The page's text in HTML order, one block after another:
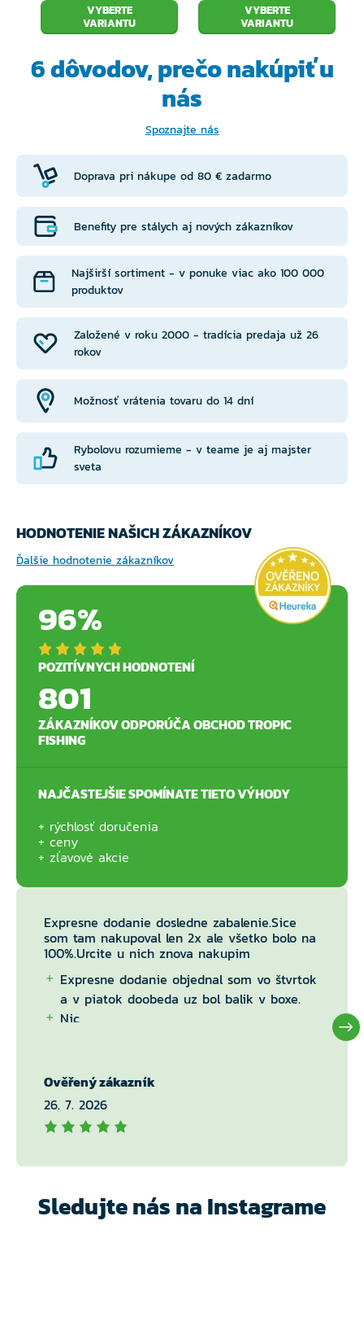
VYBERTE
VARIANTU
VYBERTE
VARIANTU
6 dôvodov, prečonakúpiť u
nás
Spoznajte nás
Doprava pri nákupe od 80 € zadarmo
Založené v roku 2000 - tradícia predaja už 26
rokov
Benefity pre stálych aj nových zákazníkov
Možnosť vrátenia tovaru do 14 dní
Najširší sortiment - v ponuke viac ako 100 000
produktov
Rybolovu rozumieme - v teame je aj majster
sveta
HODNOTENIE NAŠICH ZÁKAZNÍKOV
Ďalšie hodnotenie zákazníkov
96%
POZITÍVNYCH HODNOTENÍ
801
ZÁKAZNÍKOV ODPORÚČA OBCHOD TROPIC
FISHING
NAJČASTEJŠIE SPOMÍNATE TIETO VÝHODY
rýchlosť doručenia
ceny
zľavové akcie
Expresne dodanie dosledne zabalenie.Sice
som tam nakupoval len 2x ale všetko bolo na
100%.Urcite u nich znova nakupim
Expresne dodanie objednal som vo štvrtok
a v piatok doobeda uz bol balik v boxe.
Nic
Ověřený zákazník
26. 7. 2026
Sledujte nás na Instagrame